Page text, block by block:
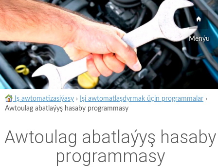
Menýu
Iş awtomatizasiýasy › Işi awtomatlaşdyrmak üçin programmalar ›
Awtoulag abatlaýyş hasaby programmasy
Awtoulag abatlaýyş hasaby
programmasy